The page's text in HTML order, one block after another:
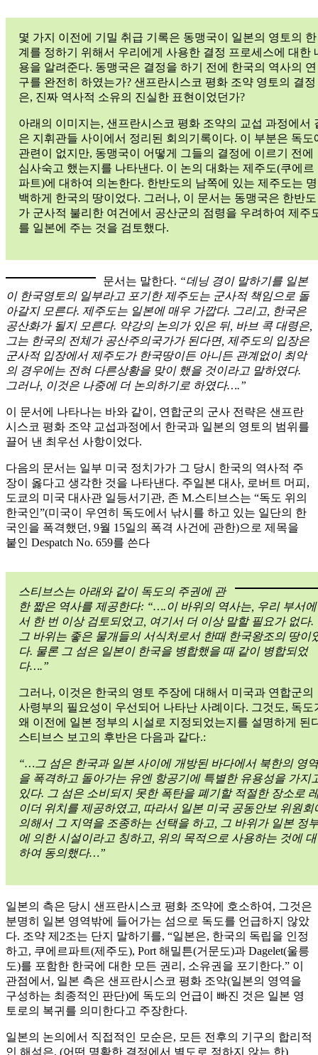
몇 가지 이전에 기밀 취급 기록은 동맹국이 일본의 영토의 한
계를 정하기 위해서 우리에게 사용한 결정 프로세스에 대한
용을 알려준다. 동맹국은 결정을 하기 전에 한국의 역사의 연
구를 완전히 하였는가? 샌프란시스코 평화 조약 영토의 결정
은, 진짜 역사적 소유의 진실한 표현이었던가?
아래의 이미지는, 샌프란시스코 평화 조약의 교섭 과정에서
은 지휘관들 사이에서 정리된 회의기록이다. 이 부분은 독도
관련이 없지만, 동맹국이 어떻게 그들의 결정에 이르기 전에
심사숙고 했는지를 나타낸다. 이 논의 대화는 제주도(쿠에르
파트)에 대하여 의논한다. 한반도의 남쪽에 있는 제주도는 명
백하게 한국의 땅이었다. 그러나, 이 문서는 동맹국은 한반도
가 군사적 불리한 여건에서 공산군의 점령을 우려하여 제주
를 일본에 주는 것을 검토했다.
문서는 말한다. “데닝 경이 말하기를 일본
이 한국영토의 일부라고 포기한 제주도는 군사적 책임으로 돌
아갈지 모른다. 제주도는 일본에 매우 가깝다. 그리고, 한국은
공산화가 될지 모른다. 약강의 논의가 있은 뒤, 바브 콕 대령은,
그는 한국의 전체가 공산주의국가가 된다면, 제주도의 입장은
군사적 입장에서 제주도가 한국땅이든 아니든 관계없이 최악
의 경우에는 전혀 다른상황을 맞이 했을 것이라고 말하였다.
그러나, 이것은 나중에 더 논의하기로 하였다….”
이 문서에 나타나는 바와 같이, 연합군의 군사 전략은 샌프란
시스코 평화 조약 교섭과정에서 한국과 일본의 영토의 범위를
끌어 낸 최우선 사항이었다.
다음의 문서는 일부 미국 정치가가 그 당시 한국의 역사적 주
장이 옳다고 생각한 것을 나타낸다. 주일본 대사, 로버트 머피,
도쿄의 미국 대사관 일등서기관, 존 M.스티브스는 “독도 위의
한국인”(미국이 우연히 독도에서 낚시를 하고 있는 일단의 한
국인을 폭격했던, 9월 15일의 폭격 사건에 관한)으로 제목을
붙인 Despatch No. 659를 쓴다
스티브스는 아래와 같이 독도의 주권에 관
한 짧은 역사를 제공한다: “….이 바위의 역사는, 우리 부서에
서 한 번 이상 검토되었고, 여기서 더 이상 말할 필요가 없다.
그 바위는 좋은 물개들의 서식처로서 한때 한국왕조의 땅이
다. 물론 그 섬은 일본이 한국을 병합했을 때 같이 병합되었
다….”
그러나, 이것은 한국의 영토 주장에 대해서 미국과 연합군의
사령부의 필요성이 우선되어 나타난 사례이다. 그것도, 독도
왜 이전에 일본 정부의 시설로 지정되었는지를 설명하게 된
스티브스 보고의 후반은 다음과 같다.:
“…그 섬은 한국과 일본 사이에 개방된 바다에서 북한의 영역
을 폭격하고 돌아가는 유엔 항공기에 특별한 유용성을 가지
있다. 그 섬은 소비되지 못한 폭탄을 폐기할 적절한 장소로
이더 위치를 제공하였고, 따라서 일본 미국 공동안보 위원회
의해서 그 지역을 조종하는 선택을 하고, 그 바위가 일본 정
에 의한 시설이라고 칭하고, 위의 목적으로 사용하는 것에 대
하여 동의했다…”
일본의 측은 당시 샌프란시스코 평화 조약에 호소하여, 그것은
분명히 일본 영역밖에 들어가는 섬으로 독도를 언급하지 않았
다. 조약 제2조는 단지 말하기를, “일본은, 한국의 독립을 인정
하고, 쿠에르파트(제주도), Port 해밀튼(거문도)과 Dagelet(울릉
도)를 포함한 한국에 대한 모든 권리, 소유권을 포기한다.” 이
관점에서, 일본 측은 샌프란시스코 평화 조약(일본의 영역을
구성하는 최종적인 판단)에 독도의 언급이 빠진 것은 일본 영
토로의 복귀를 의미한다고 주장한다.
일본의 논의에서 직접적인 모순은, 모든 전후의 기구의 합리적
인 해석은, (어떤 명확한 결정에서 별도로 정하지 않는 한)